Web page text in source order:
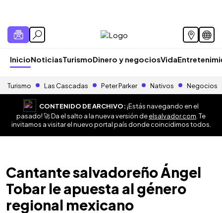
InicioNoticiasTurismoDinero y negociosVida
Turismo Las Cascadas Peter Parker Nativos Negocios
CONTENIDO DE ARCHIVO:¡Estás navegando en el
pasado! 🚀 Da el salto a la nueva versión deelsalvador.com . Te
invitamos a visitar el nuevo portal país donde coincidimos todos.
Cantante salvadoreño Ángel
Tobar le apuesta al género
regional mexicano